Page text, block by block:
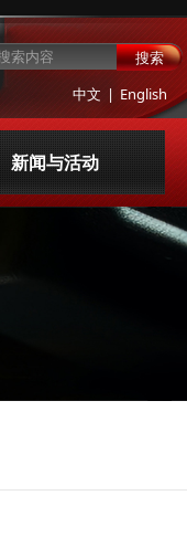
搜索
中文 | English
新闻与活动